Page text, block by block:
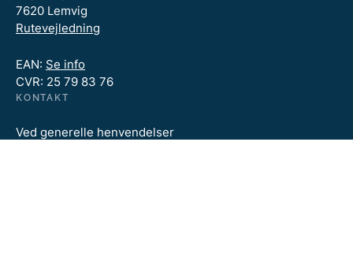
7620 Lemvig
Rutevejledning
EAN: Se info
CVR: 25 79 83 76
KONTAKT
Ved generelle henvendelser